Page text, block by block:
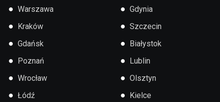
● Warszawa
● Kraków
● Gdańsk
● Poznań
● Wrocław
● Łódź
● Gdynia
● Szczecin
● Białystok
● Lublin
● Olsztyn
● Kielce